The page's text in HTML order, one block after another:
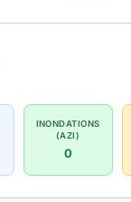
INONDATIONS
(AZI)
0